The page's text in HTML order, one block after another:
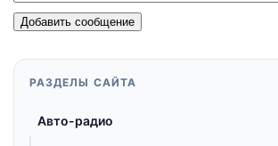
Добавить сообщение
РАЗДЕЛЫ САЙТА
Авто-радио